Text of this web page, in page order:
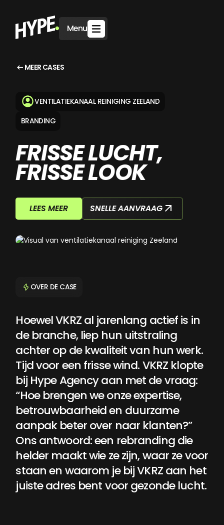
Menu
MEER CASES
VENTILATIEKANAAL REINIGING ZEELAND
BRANDING
FRISSE LUCHT,
FRISSE LOOK
LEES MEER SNELLE AANVRAAG
OVER DE CASE
Hoewel VKRZ al jarenlang actief is in de branche, liep hun
HoewelVKRZ al jarenlang actiefis in
de branche, liep hun uitstraling
achterop de kwaliteitvan hun werk.
Tijdvooreen frissewind.VKRZ klopte
bij Hype Agencyaan metdevraag:
“Hoe brengenweonzeexpertise,
betrouwbaarheiden duurzame
aanpak beterover naar klanten?”
Onsantwoord:een rebrandingdie
helder maaktwie ze zijn,waarzevoor
staanen waarom je bijVKRZ aan het
juisteadres bentvoorgezonde lucht.